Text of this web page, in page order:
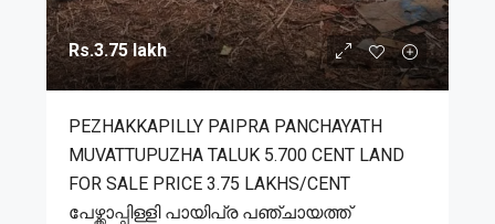
Rs.3.75 lakh
PEZHAKKAPILLY PAIPRA PANCHAYATH
MUVATTUPUZHA TALUK 5.700 CENT LAND
FOR SALE PRICE 3.75 LAKHS/CENT
പേഴ്ക്കാപ്പിള്ളി പായിപ്ര പഞ്ചായത്ത്